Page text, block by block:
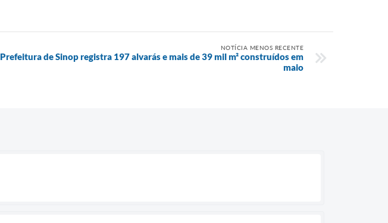
NOTÍCIA MENOS RECENTE
Prefeitura de Sinop registra 197 alvarás e mais de 39 mil m² construídos em
maio